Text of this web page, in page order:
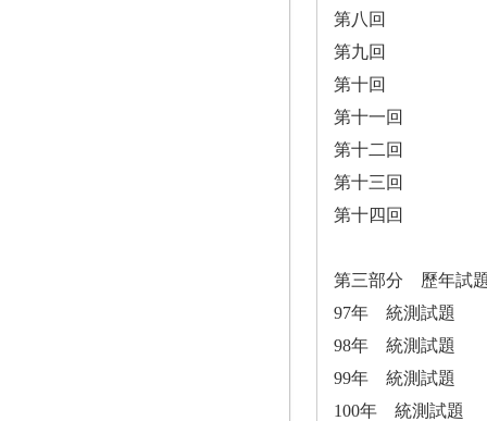
第八回
第九回
第十回
第十一回
第十二回
第十三回
第十四回
第三部分 歷年試
97年 統測試題
98年 統測試題
99年 統測試題
100年 統測試題